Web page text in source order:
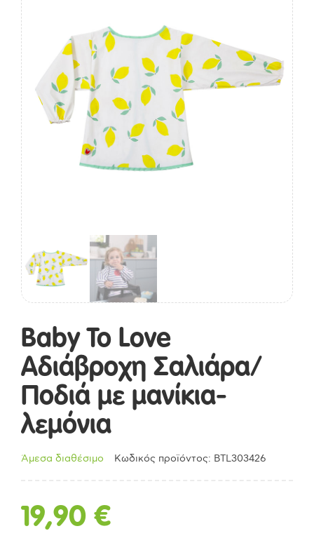
Baby To Love
Αδιάβροχη Σαλιάρα/
Ποδιά με μανίκια-
λεμόνια
Άμεσα διαθέσιμο Κωδικός προϊόντος: BTL303426
19,90 €